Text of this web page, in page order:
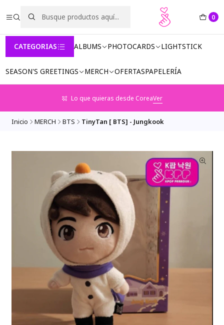
0
CATEGORIAS ALBUMS PHOTOCARDS LIGHTSTICK
SEASON'S GREETINGS MERCH OFERTASPAPELERÍA
Lo que quieras desde CoreaVer
Inicio MERCH BTS TinyTan [ BTS] - Jungkook